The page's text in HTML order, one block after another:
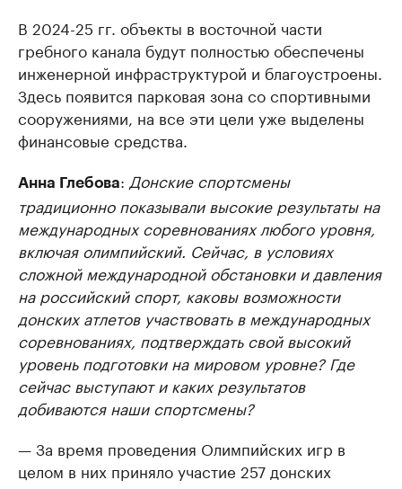
В 2024-25 гг. объекты в восточной части
гребного канала будут полностью обеспечены
инженерной инфраструктурой и благоустроены.
Здесь появится парковая зона со спортивными
сооружениями, на все эти цели уже выделены
финансовые средства.
Анна Глебова: Донские спортсмены
традиционно показывали высокие результаты на
международных соревнованиях любого уровня,
включая олимпийский. Сейчас, в условиях
сложной международной обстановки и давления
на российский спорт, каковы возможности
донских атлетов участвовать в международных
соревнованиях, подтверждать свой высокий
уровень подготовки на мировом уровне? Где
сейчас выступают и каких результатов
добиваются наши спортсмены?
— За время проведения Олимпийских игр в
целом в них приняло участие 257 донских